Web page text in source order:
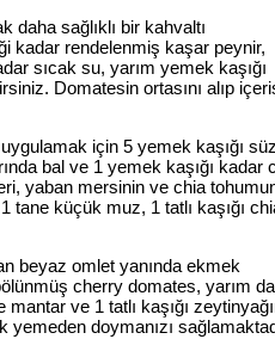
daha sağlıklı bir kahvaltı
kadar rendelenmiş kaşar peynir,
sıcak su, yarım yemek kaşığı
Domatesin ortasını alıp
için 5 yemek kaşığı
bal ve 1 yemek kaşığı kadar
yaban mersinin ve chia
tane küçük muz, 1 tatlı kaşığı
beyaz omlet yanında ekmek
cherry domates, yarım
ve 1 tatlı kaşığı
yemeden doymanızı